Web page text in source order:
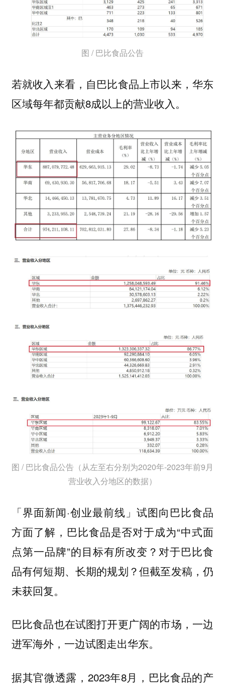
图 / 巴比食品公告
若就收入来看，自巴比食品上市以来，华东
区域每年都贡献8成以上的营业收入。
图 / 巴比食品公告（从左至右分别为2020年-2023年前9月
营业收入分地区的数据）
「界面新闻·创业最前线」试图向巴比食品
方面了解，巴比食品是否对于成为“中式面
点第一品牌”的目标有所改变？对于巴比食
品有何短期、长期的规划？但截至发稿，仍
未获回复。
巴比食品也在试图打开更广阔的市场，一边
进军海外，一边试图走出华东。
据其官微透露，2023年8月，巴比食品的产